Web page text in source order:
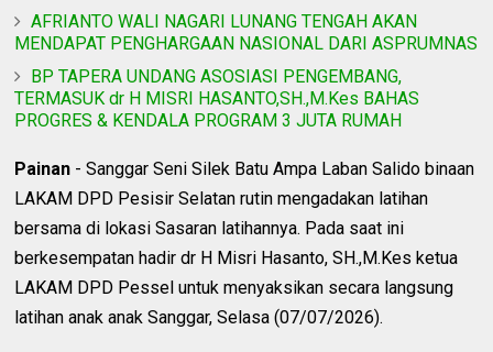
AFRIANTO WALI NAGARI LUNANG TENGAH AKAN
MENDAPAT PENGHARGAAN NASIONAL DARI ASPRUMNAS
BP TAPERA UNDANG ASOSIASI PENGEMBANG,
TERMASUK dr H MISRI HASANTO,SH.,M.Kes BAHAS
PROGRES & KENDALA PROGRAM 3 JUTA RUMAH
Painan - Sanggar Seni Silek Batu Ampa Laban Salido binaan
LAKAM DPD Pesisir Selatan rutin mengadakan latihan
bersama di lokasi Sasaran latihannya. Pada saat ini
berkesempatan hadir dr H Misri Hasanto, SH.,M.Kes ketua
LAKAM DPD Pessel untuk menyaksikan secara langsung
latihan anak anak Sanggar, Selasa (07/07/2026).